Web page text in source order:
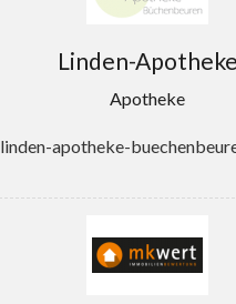
Linden-Apotheke
Apotheke
linden-apotheke-